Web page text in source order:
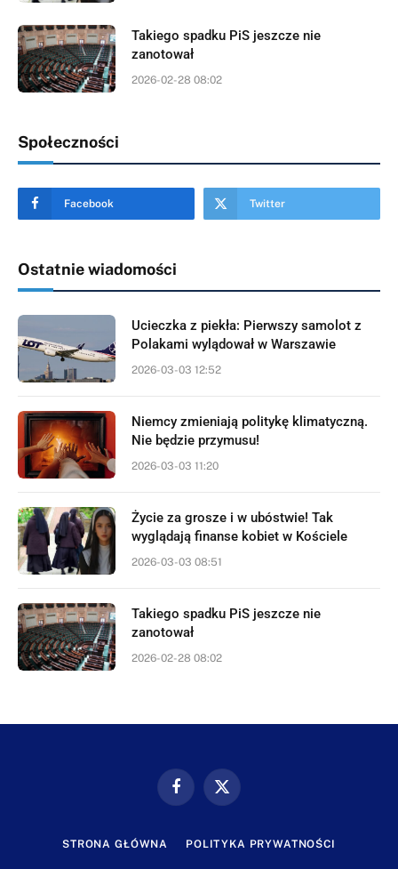
Takiego spadku PiS jeszcze nie
zanotował
2026-02-28 08:02
Społeczności
Facebook Twitter
Ostatnie wiadomości
Ucieczka z piekła: Pierwszy samolot z
Polakami wylądował w Warszawie
2026-03-03 12:52
Niemcy zmieniają politykę klimatyczną.
Nie będzie przymusu!
2026-03-03 11:20
Życie za grosze i w ubóstwie! Tak
wyglądają finanse kobiet w Kościele
2026-03-03 08:51
Takiego spadku PiS jeszcze nie
zanotował
2026-02-28 08:02
FacebookX
STRONA GŁÓWNA POLITYKA PRYWATNOŚCI